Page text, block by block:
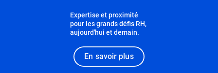
Expertise et proximité
pour les grands défis RH,
aujourd'hui et demain.
En savoir plus